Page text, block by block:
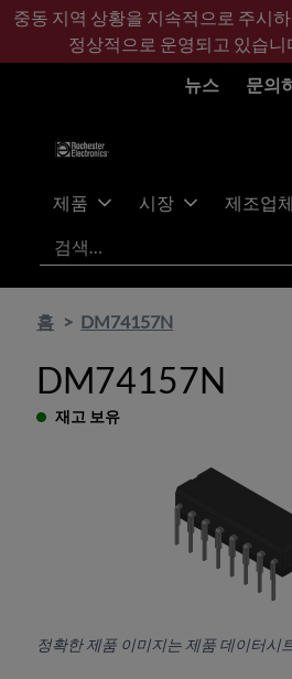
기
콘
바
글
중동 지역 상황을 지속적으로 주시
정상적으로 운영되고 있습니
뉴스
문의
제품 시장 제조업체
검색
홈 DM74157N
DM74157N
재고 보유
정확한 제품 이미지는 제품 데이터시